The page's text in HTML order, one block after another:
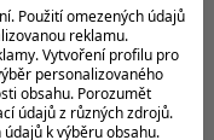
Použití omezených údajů
reklamu.
Vytvoření profilu pro
personalizovaného
obsahu. Porozumět
údajů z různých zdrojů.
k výběru obsahu.